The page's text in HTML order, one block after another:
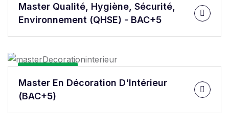
Master Qualité, Hygiène, Sécurité,
Environnement (QHSE) - BAC+5
En Savoir Plus
Master En Décoration D'Intérieur
(BAC+5)